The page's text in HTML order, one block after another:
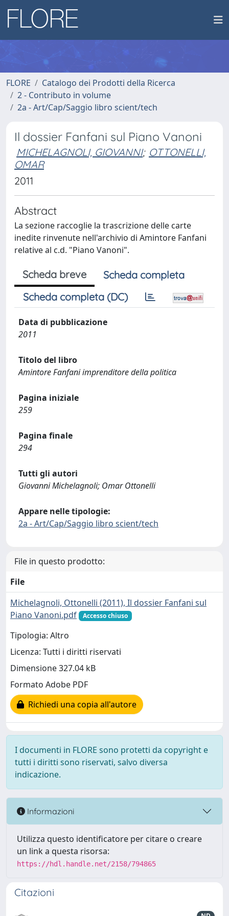
FLORE
Catalogo dei Prodotti della Ricerca
2 - Contributo in volume
2a - Art/Cap/Saggio libro scient/tech
Il dossier Fanfani sul Piano Vanoni
MICHELAGNOLI, GIOVANNI; OTTONELLI,
OMAR
2011
Abstract
La sezione raccoglie la trascrizione delle carte
inedite rinvenute nell'archivio di Amintore Fanfani
relative al c.d. "Piano Vanoni".
Scheda breve
Scheda completa
Scheda completa (DC)
Data di pubblicazione
2011
Titolo del libro
Amintore Fanfani imprenditore della politica
Pagina iniziale
259
Pagina finale
294
Tutti gli autori
Giovanni Michelagnoli; Omar Ottonelli
Appare nelle tipologie:
2a - Art/Cap/Saggio libro scient/tech
File in questo prodotto:
File
Michelagnoli, Ottonelli (2011), Il dossier Fanfani sul
Piano Vanoni.pdf
Accesso chiuso
Tipologia: Altro
Licenza: Tutti i diritti riservati
Dimensione 327.04 kB
Formato Adobe PDF
Richiedi una copia all'autore
I documenti in FLORE sono protetti da copyright e
tutti i diritti sono riservati, salvo diversa
indicazione.
Informazioni
Utilizza questo identificatore per citare o creare
un link a questa risorsa:
https://hdl.handle.net/2158/794865
Citazioni